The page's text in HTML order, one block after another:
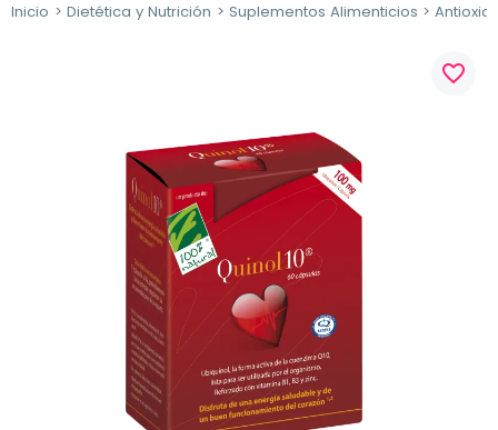
Inicio Dietética y Nutrición Suplementos Alimenticios
favorite_border